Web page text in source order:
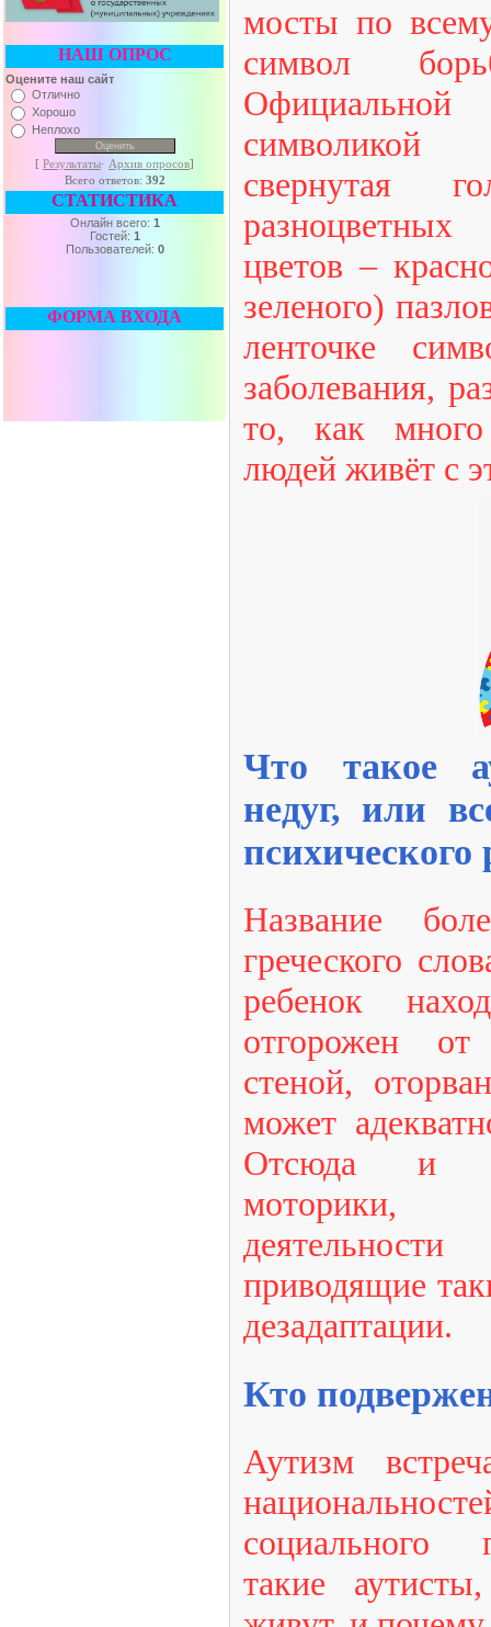
НАШ ОПРОС
Оцените наш сайт
Отлично
Хорошо
Неплохо
[ Результаты· Архив опросов]
Всего ответов: 392
СТАТИСТИКА
Онлайн всего: 1
Гостей: 1
Пользователей: 0
ФОРМА ВХОДА
мосты по
символ
символикой
свернутая
цветов –
зеленого)
ленточке
заболевания,
то, как
людей живёт с
Что такое
недуг, или
психического
Название
греческого
ребенок
отгорожен
стеной,
может
Отсюда и
моторики,
приводящие
дезадаптации.
Кто
Аутизм
социального
такие